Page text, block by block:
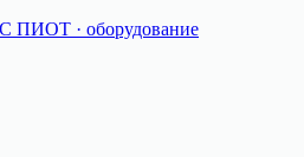
ПИОТ · оборудование